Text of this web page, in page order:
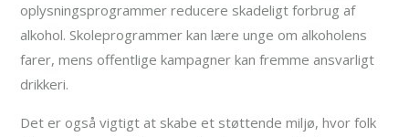
oplysningsprogrammer reducere skadeligt forbrug af
alkohol. Skoleprogrammer kan lære unge om alkoholens
farer, mens offentlige kampagner kan fremme ansvarligt
drikkeri.
Det er også vigtigt at skabe et støttende miljø, hvor folk